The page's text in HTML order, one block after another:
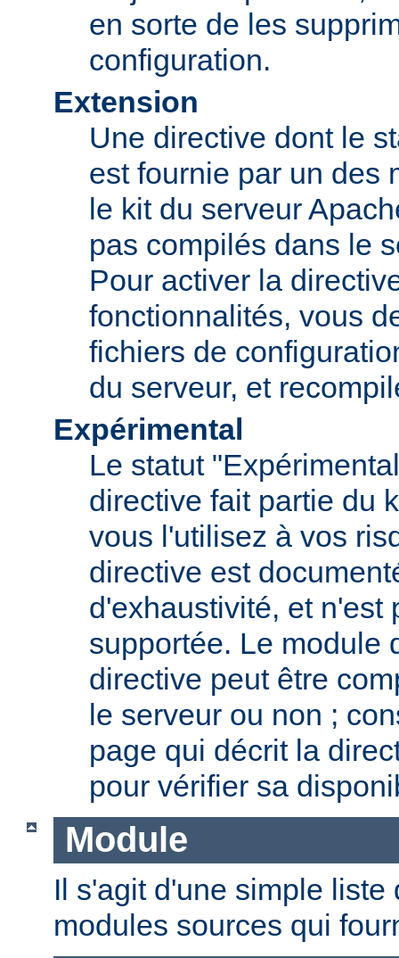
en sorte de les
configuration.
Extension
Une directive dont le
est fournie par un des
le kit du serveur
pas compilés dans le
Pour activer la
fonctionnalités, vous
fichiers de
du serveur, et
Expérimental
Le statut
directive fait partie du
vous l'utilisez à vos
directive est
d'exhaustivité, et n'est
supportée. Le module
directive peut être
le serveur ou non ;
page qui décrit la
pour vérifier sa
Module
Il s'agit d'une simple liste
modules sources qui